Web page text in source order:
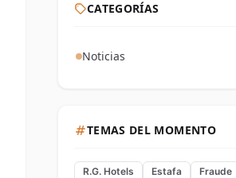
CATEGORÍAS
Noticias
TEMAS DEL MOMENTO
R.G. Hotels Estafa
Fraude